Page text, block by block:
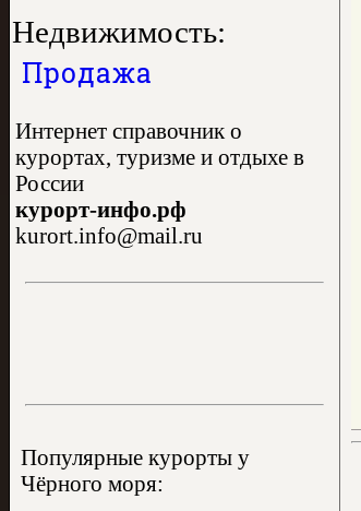
Недвижимость:
Продажа
Интернет справочник о
курортах, туризме и отдыхе в
России
курорт-инфо.рф
kurort.info@mail.ru
Популярные курорты у
Чёрного моря: